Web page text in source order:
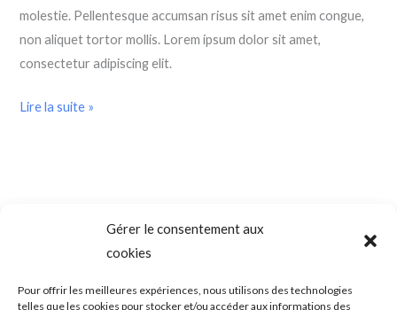
Gérer le consentement aux
cookies
Pour offrir les meilleures expériences, nous utilisons des technologies
telles que les cookies pour stocker et/ou accéder aux informations des
molestie. Pellentesque accumsan risus sit amet enim congue,
non aliquet tortor mollis. Lorem ipsum dolor sit amet,
consectetur adipiscing elit.
Lire la suite »
SADAM (Syndrome Algo-Dysfonctionnel de l’Appareil
l’articulation temporo-mandibulaire) – Troubles temporo-
mandibulaires. Douleurs de l’ATM – Blocage de la mâchoire –